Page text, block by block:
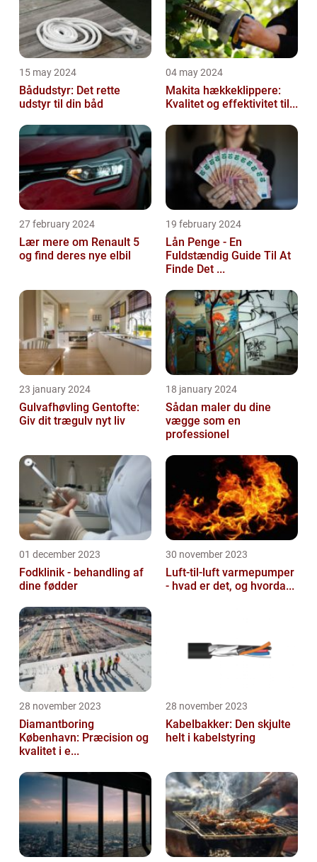
15 may 2024
Bådudstyr: Det rette
udstyr til din båd
04 may 2024
Makita hækkeklippere:
Kvalitet og effektivitet til...
27 february 2024
Lær mere om Renault 5
og find deres nye elbil
19 february 2024
Lån Penge - En
Fuldstændig Guide Til At
Finde Det ...
23 january 2024
Gulvafhøvling Gentofte:
Giv dit trægulv nyt liv
18 january 2024
Sådan maler du dine
vægge som en
professionel
01 december 2023
Fodklinik - behandling af
dine fødder
30 november 2023
Luft-til-luft varmepumper
- hvad er det, og hvorda...
28 november 2023
Diamantboring
København: Præcision og
kvalitet i e...
28 november 2023
Kabelbakker: Den skjulte
helt i kabelstyring